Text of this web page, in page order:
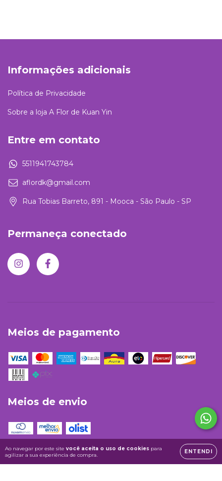
Ao navegar por este site você aceita o uso de cookies para
agilizar a sua experiência de compra.
ENTENDI
Informações adicionais
Política de Privacidade
Sobre a loja A Flor de Kuan Yin
Entre em contato
5511941743784
aflordk@gmail.com
Rua Tobias Barreto, 891 - Mooca - São Paulo - SP
Permaneça conectado
Meios de pagamento
Meios de envio